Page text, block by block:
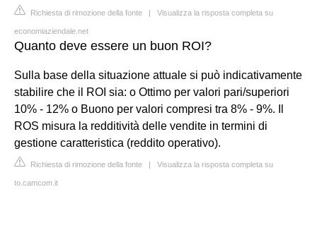
Richiesta di rimozione della fonte | Visualizza la risposta completa su
economiaziendale.net
Quanto deve essere un buon ROI?
Sulla base della situazione attuale si può indicativamente
stabilire che il ROI sia: o Ottimo per valori pari/superiori
10% - 12% o Buono per valori compresi tra 8% - 9%. Il
ROS misura la redditività delle vendite in termini di
gestione caratteristica (reddito operativo).
Richiesta di rimozione della fonte | Visualizza la risposta completa su
to.camcom.it